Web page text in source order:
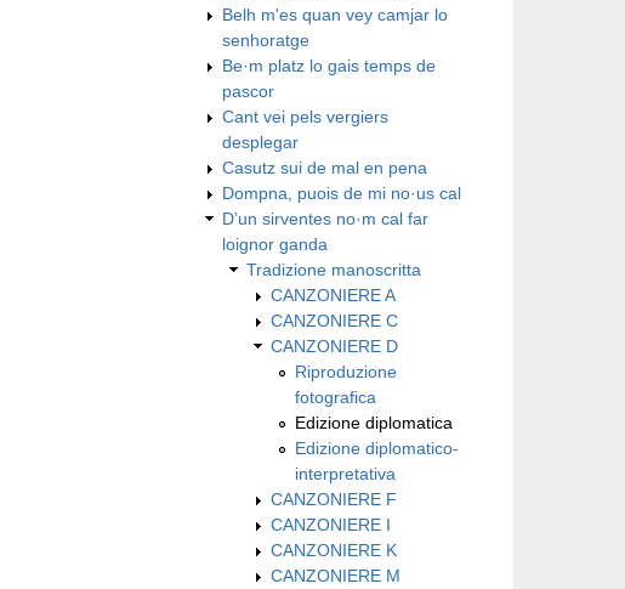
Belh m'es quan vey camjar lo
senhoratge
Be·m platz lo gais temps de
pascor
Cant vei pels vergiers
desplegar
Casutz sui de mal en pena
Dompna, puois de mi no·us cal
D’un sirventes no·m cal far
loignor ganda
Tradizione manoscritta
CANZONIERE A
CANZONIERE C
CANZONIERE D
Riproduzione
fotografica
Edizione diplomatica
Edizione diplomatico-
interpretativa
CANZONIERE F
CANZONIERE I
CANZONIERE K
CANZONIERE M